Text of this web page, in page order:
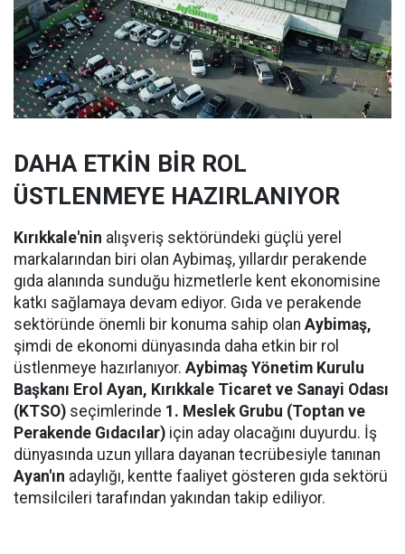
DAHA ETKİN BİR ROL
ÜSTLENMEYE HAZIRLANIYOR
Kırıkkale'nin alışveriş sektöründeki güçlü yerel
markalarından biri olan Aybimaş, yıllardır perakende
gıda alanında sunduğu hizmetlerle kent ekonomisine
katkı sağlamaya devam ediyor. Gıda ve perakende
sektöründe önemli bir konuma sahip olan Aybimaş,
şimdi de ekonomi dünyasında daha etkin bir rol
üstlenmeye hazırlanıyor. Aybimaş Yönetim Kurulu
Başkanı Erol Ayan, Kırıkkale Ticaret ve Sanayi Odası
(KTSO) seçimlerinde 1. Meslek Grubu (Toptan ve
Perakende Gıdacılar) için aday olacağını duyurdu. İş
dünyasında uzun yıllara dayanan tecrübesiyle tanınan
Ayan'ın adaylığı, kentte faaliyet gösteren gıda sektörü
temsilcileri tarafından yakından takip ediliyor.